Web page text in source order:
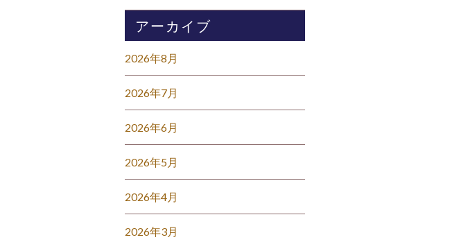
アーカイブ
2026年8月
2026年7月
2026年6月
2026年5月
2026年4月
2026年3月